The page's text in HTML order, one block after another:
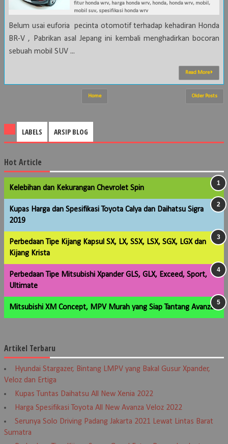
fitur honda wrv, harga honda wrv, honda, honda wrv, mobil ,
mobil suv, spesifikasi honda wrv
Belum usai euforia pecinta otomotif terhadap kehadiran Honda
BR-V , Pabrikan asal Jepang ini kembali menghadirkan bocoran
sebuah mobil SUV ...
Read More
Older Posts
Home
LABELS ARSIP BLOG
Hot Article
Kelebihan dan Kekurangan Chevrolet Spin
Kupas Harga dan Spesifikasi Toyota Calya dan Daihatsu Sigra
2019
Perbedaan Tipe Kijang Kapsul SX, LX, SSX, LSX, SGX, LGX dan
Kijang Krista
Perbedaan Tipe Mitsubishi Xpander GLS, GLX, Exceed, Sport,
Ultimate
Mitsubishi XM Concept, MPV Murah yang Siap Tantang Avanza
Artikel Terbaru
Hyundai Stargazer, Bintang LMPV yang Bakal Gusur Xpander,
Veloz dan Ertiga
Kupas Tuntas Daihatsu All New Xenia 2022
Harga Spesifikasi Toyota All New Avanza Veloz 2022
Serunya Solo Driving Padang Jakarta 2021 Lewat Lintas Barat
Sumatra